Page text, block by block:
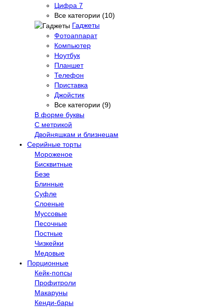
Цифра 7
Все категории (10)
Гаджеты
Фотоаппарат
Компьютер
Ноутбук
Планшет
Телефон
Приставка
Джойстик
Все категории (9)
В форме буквы
С метрикой
Двойняшкам и близнецам
Серийные торты
Мороженое
Бисквитные
Безе
Блинные
Суфле
Слоеные
Муссовые
Песочные
Постные
Чизкейки
Медовые
Порционные
Кейк-попсы
Профитроли
Макаруны
Кенди-бары